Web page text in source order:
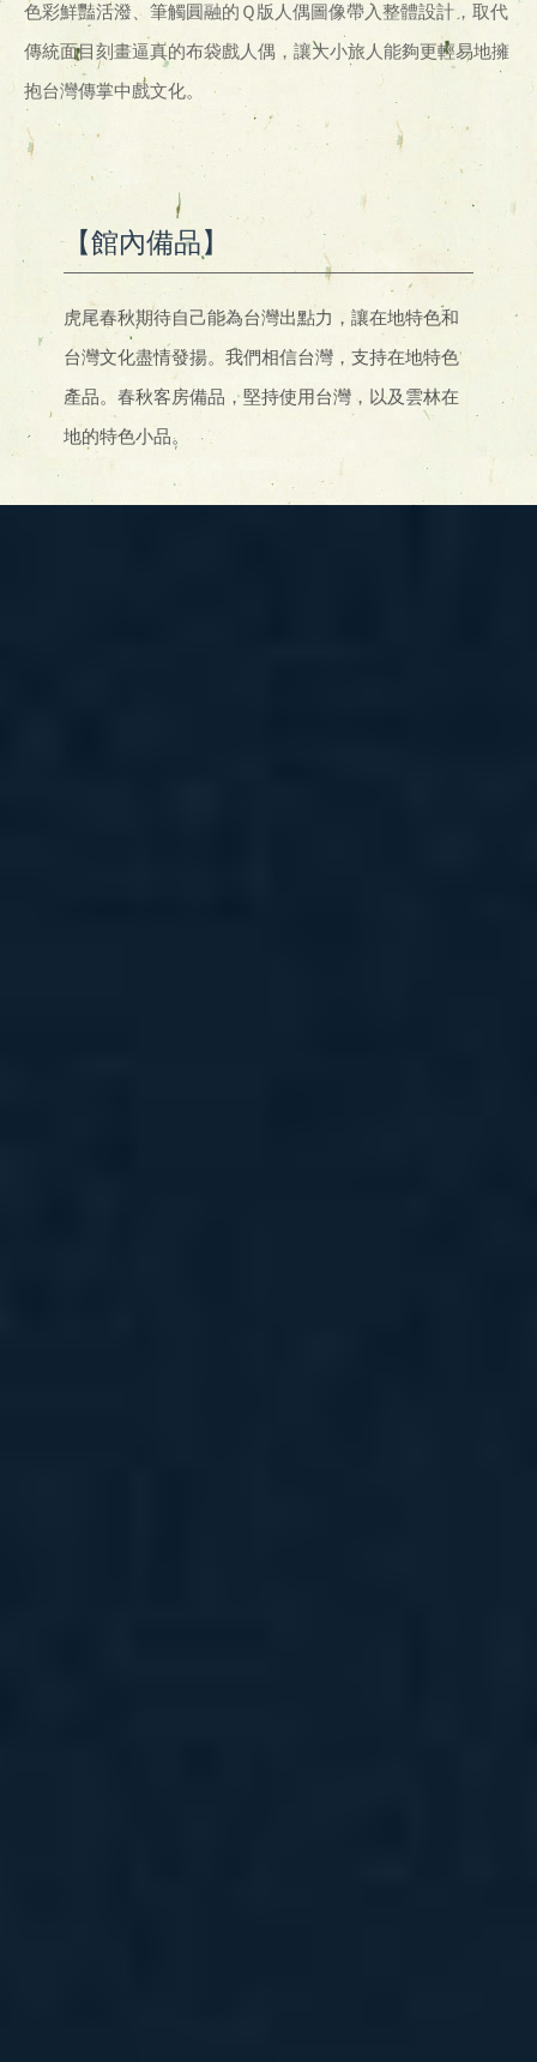
色彩鮮豔活潑、筆觸圓融的Ｑ版人偶圖像帶入整體設計，取代
傳統面目刻畫逼真的布袋戲人偶，讓大小旅人能夠更輕易地擁
抱台灣傳掌中戲文化。
【館內備品】
虎尾春秋期待自己能為台灣出點力，讓在地特色和
台灣文化盡情發揚。我們相信台灣，支持在地特色
產品。春秋客房備品，堅持使用台灣，以及雲林在
地的特色小品。